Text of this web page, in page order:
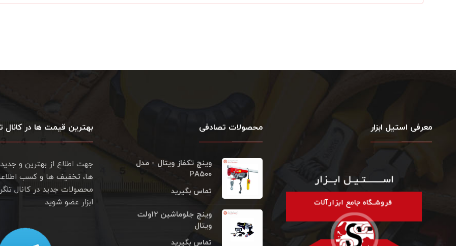
معرفی استیل ابزار محصولات تصادفی
وینچ تکفاز ویتال - مدل
PA۵۰۰
تماس بگیرید
وینچ جلوماشین ۱۲ولت
ویتال
تماس بگیرید
بهترین قیمت ها در کانال
جهت اطلاع از بهترین و
ها، تخفیف ها و کسب
محصولات جدید در کانال
ابزار عضو شوید